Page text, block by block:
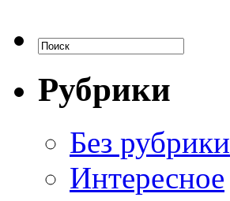
Рубрики
Без рубрики
Интересное